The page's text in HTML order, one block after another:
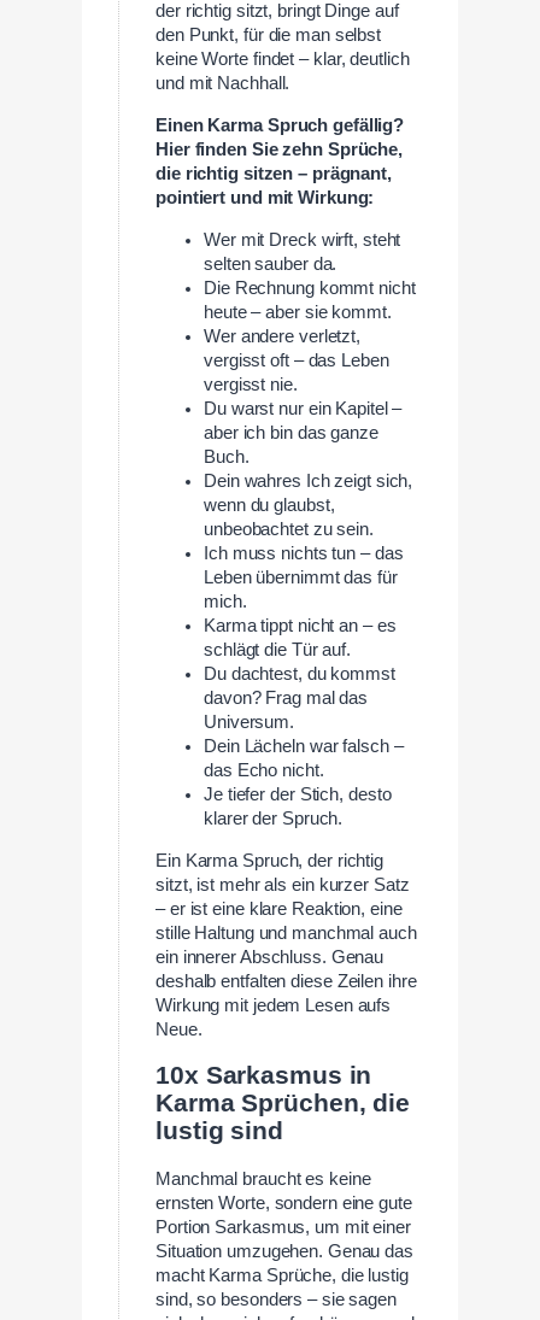
der richtig sitzt, bringt Dinge auf
den Punkt, für die man selbst
keine Worte findet – klar, deutlich
und mit Nachhall.
Einen Karma Spruch gefällig?
Hier finden Sie zehn Sprüche,
die richtig sitzen – prägnant,
pointiert und mit Wirkung:
Wer mit Dreck wirft, steht
selten sauber da.
Die Rechnung kommt nicht
heute – aber sie kommt.
Wer andere verletzt,
vergisst oft – das Leben
vergisst nie.
Du warst nur ein Kapitel –
aber ich bin das ganze
Buch.
Dein wahres Ich zeigt sich,
wenn du glaubst,
unbeobachtet zu sein.
Ich muss nichts tun – das
Leben übernimmt das für
mich.
Karma tippt nicht an – es
schlägt die Tür auf.
Du dachtest, du kommst
davon? Frag mal das
Universum.
Dein Lächeln war falsch –
das Echo nicht.
Je tiefer der Stich, desto
klarer der Spruch.
Ein Karma Spruch, der richtig
sitzt, ist mehr als ein kurzer Satz
– er ist eine klare Reaktion, eine
stille Haltung und manchmal auch
ein innerer Abschluss. Genau
deshalb entfalten diese Zeilen ihre
Wirkung mit jedem Lesen aufs
Neue.
10x Sarkasmus in
Karma Sprüchen, die
lustig sind
Manchmal braucht es keine
ernsten Worte, sondern eine gute
Portion Sarkasmus, um mit einer
Situation umzugehen. Genau das
macht Karma Sprüche, die lustig
sind, so besonders – sie sagen